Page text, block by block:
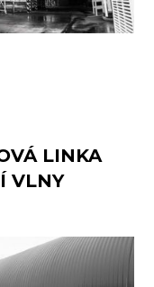
LINKA
VLNY